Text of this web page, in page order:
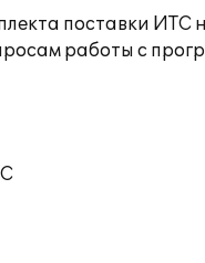
поставки ИТС
работы с